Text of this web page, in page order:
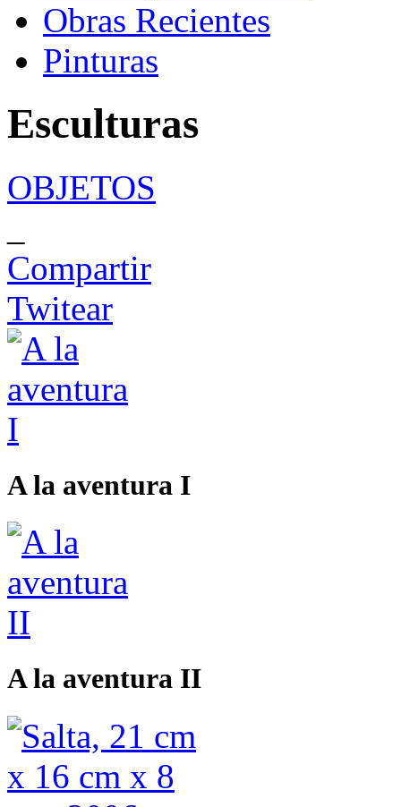
Obras Recientes
Pinturas
Esculturas
OBJETOS
Compartir
Twitear
A la aventura I
A la aventura II